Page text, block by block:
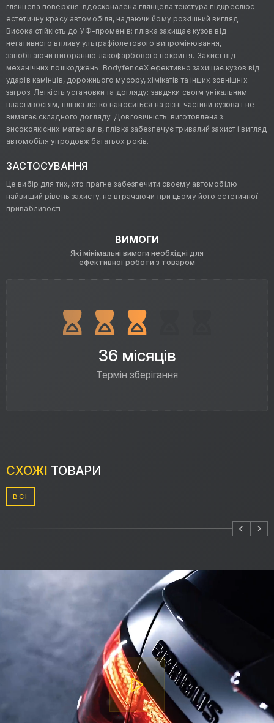
глянцева поверхня: вдосконалена глянцева текстура підкреслює
естетичну красу автомобіля, надаючи йому розкішний вигляд.
Висока стійкість до УФ-променів: плівка захищає кузов від
негативного впливу ультрафіолетового випромінювання,
запобігаючи вигоранню лакофарбового покриття. Захист від
механічних пошкоджень: BodyfenceX ефективно захищає кузов від
ударів камінців, дорожнього мусору, хімікатів та інших зовнішніх
загроз. Легкість установки та догляду: завдяки своїм унікальним
властивостям, плівка легко наноситься на різні частини кузова і не
вимагає складного догляду. Довговічність: виготовлена з
високоякісних матеріалів, плівка забезпечує тривалий захист і вигляд
автомобіля упродовж багатьох років.
ЗАСТОСУВАННЯ
Це вибір для тих, хто прагне забезпечити своєму автомобілю
найвищий рівень захисту, не втрачаючи при цьому його естетичної
привабливості.
ВИМОГИ
Які мінімальні вимоги необхідні для
ефективної роботи з товаром
36 місяців
Термін зберігання
СХОЖІ ТОВАРИ
ВСІ